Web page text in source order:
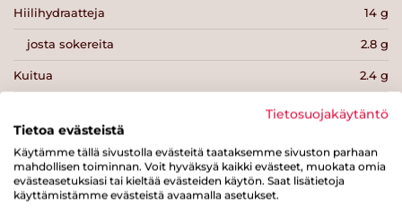
Hiilihydraatteja 14 g
josta sokereita 2.8 g
Kuitua 2.4 g
15 g
Suolaa
Tietosuojakäytäntö
Tietoa evästeistä
Käytämme tällä sivustolla evästeitä taataksemme sivuston parhaan
mahdollisen toiminnan. Voit hyväksyä kaikki evästeet, muokata omia
evästeasetuksiasi tai kieltää evästeiden käytön. Saat lisätietoja
käyttämistämme evästeistä avaamalla asetukset.